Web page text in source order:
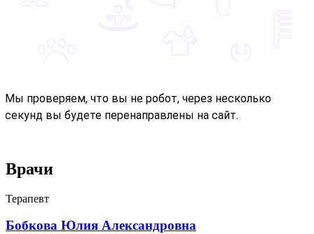
Врачи
Терапевт
Бобкова Юлия Александровна